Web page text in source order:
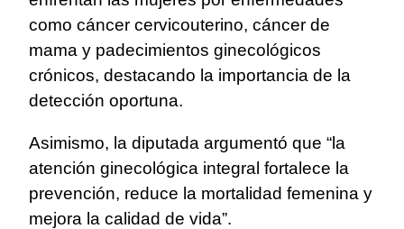
como cáncer cervicouterino, cáncer de
mama y padecimientos ginecológicos
crónicos, destacando la importancia de la
detección oportuna.
Asimismo, la diputada argumentó que “la
atención ginecológica integral fortalece la
prevención, reduce la mortalidad femenina y
mejora la calidad de vida”.